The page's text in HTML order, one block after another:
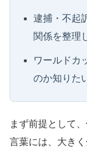
逮捕・不起
関係を整理
ワールドカ
のか知りた
まず前提として
言葉には、大き